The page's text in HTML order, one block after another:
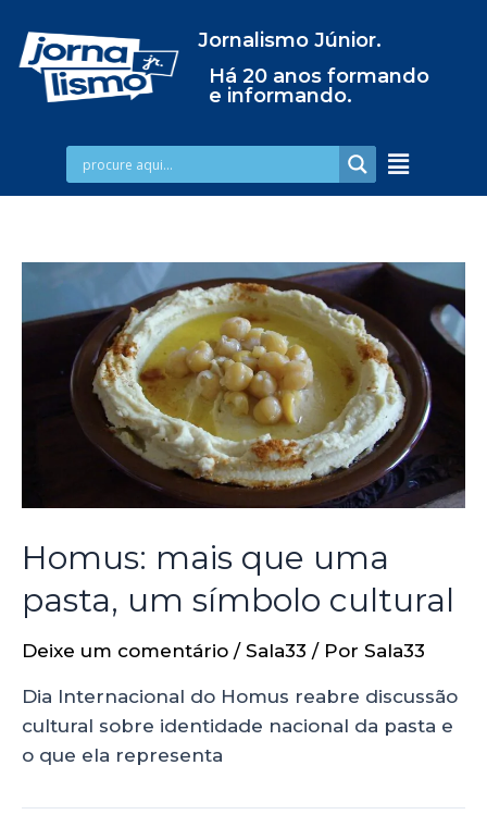
Jornalismo Júnior.
Há 20 anos formando
e informando.
Homus: mais que uma
pasta, um símbolo cultural
Deixe um comentário / Sala33 / Por Sala33
Dia Internacional do Homus reabre discussão
cultural sobre identidade nacional da pasta e
o que ela representa